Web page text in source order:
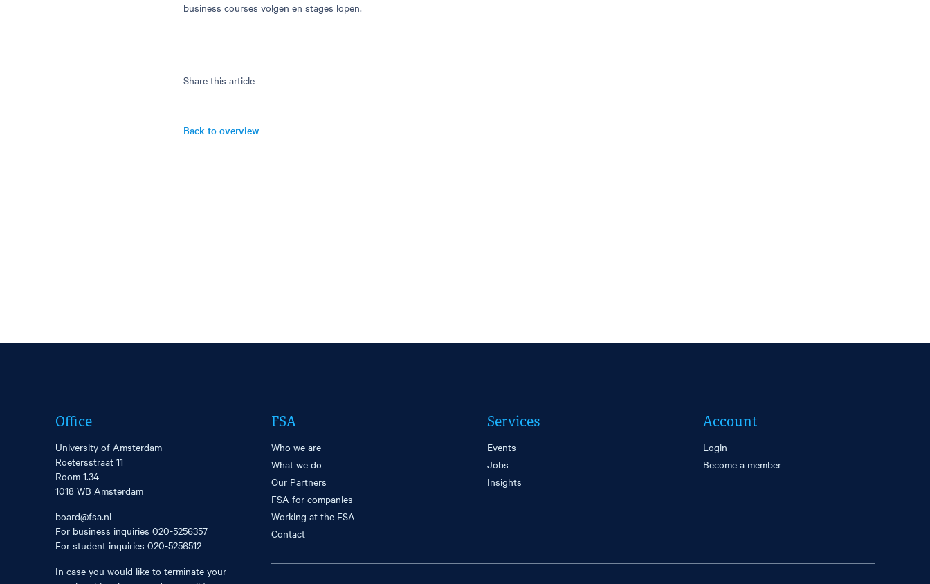
business courses volgen en stages lopen.
Share this article
Back to overview
Office
University of Amsterdam
Roetersstraat 11
Room 1.34
1018 WB Amsterdam
board@fsa.nl
For business inquiries 020-5256357
For student inquiries 020-5256512
In case you would like to terminate your
FSA
Who we are
What we do
Our Partners
FSA for companies
Working at the FSA
Contact
Services
Events
Jobs
Insights
Account
Login
Become a member